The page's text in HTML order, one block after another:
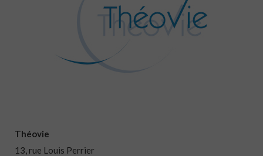
Théovie
13, rue Louis Perrier